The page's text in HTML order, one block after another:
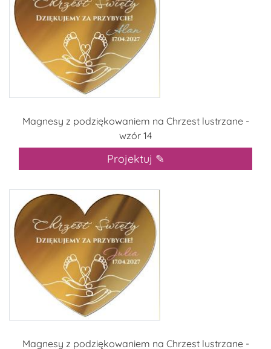
Magnesy z podziękowaniem na Chrzest lustrzane -
wzór 14
Projektuj ✎
Magnesy z podziękowaniem na Chrzest lustrzane -